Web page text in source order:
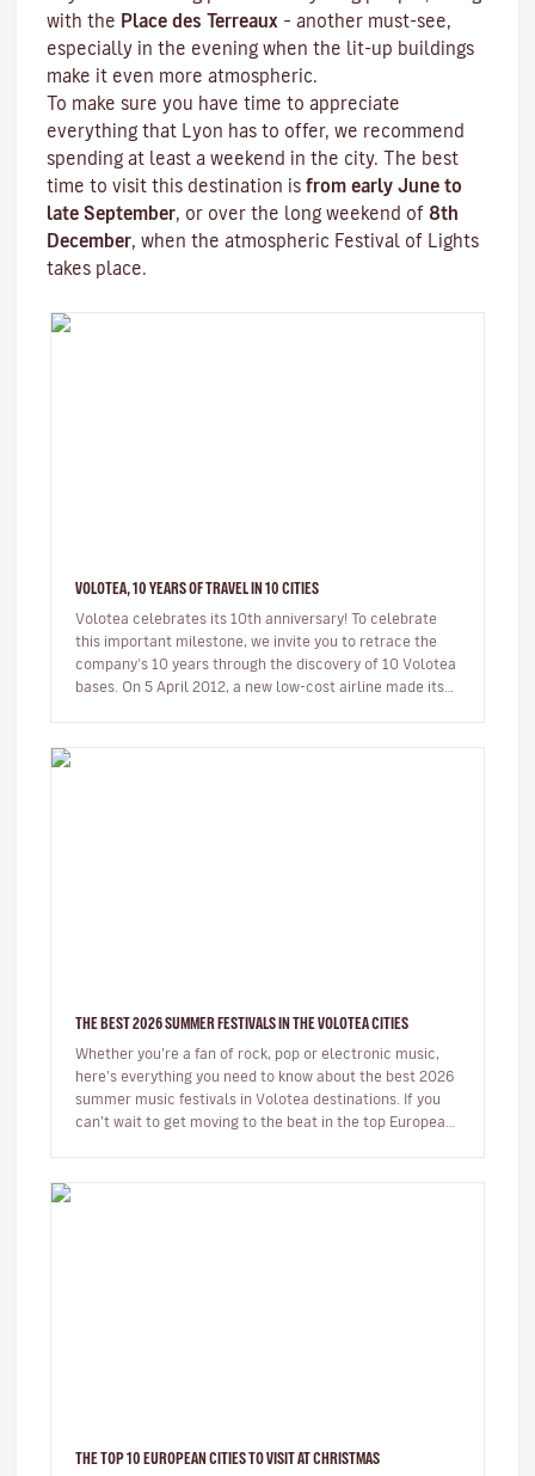
with the Place des Terreaux – another must-see,
especially in the evening when the lit-up buildings
make it even more atmospheric.
To make sure you have time to appreciate
everything that Lyon has to offer, we recommend
spending at least a weekend in the city. The best
time to visit this destination is from early June to
late September, or over the long weekend of 8th
December, when the atmospheric Festival of Lights
takes place.
VOLOTEA, 10 YEARS OF TRAVEL IN 10 CITIES
Volotea celebrates its 10th anniversary! To celebrate
this important milestone, we invite you to retrace the
company's 10 years through the discovery of 10 Volotea
bases. On 5 April 2012, a new low-cost airline made its
THE BEST 2026 SUMMER FESTIVALS IN THE VOLOTEA CITIES
Whether you’re a fan of rock, pop or electronic music,
here’s everything you need to know about the best 2026
summer music festivals in Volotea destinations. If you
can’t wait to get moving to the beat in the top European
THE TOP 10 EUROPEAN CITIES TO VISIT AT CHRISTMAS